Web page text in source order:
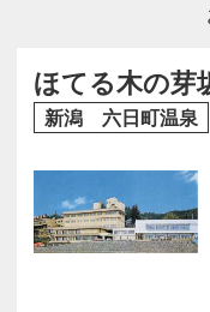
ほてる木の芽
新潟 六日町温泉